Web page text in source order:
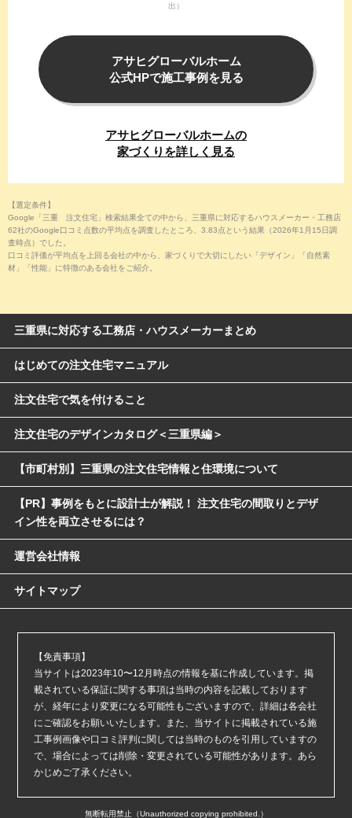
出）
アサヒグローバルホーム
公式HPで施工事例を見る
アサヒグローバルホームの
家づくり を詳しく見る
【選定条件】
Google「三重 注文住宅」検索結果全ての中から、三重県に対応するハウスメーカー・工務店
62社のGoogle口コミ点数の平均点を調査したところ、3.83点という結果（2026年1月15日調
査時点）でした。
口コミ評価が平均点を上回る会社の中から、家づくりで大切にしたい「デザイン」「自然素
材」「性能」に特徴のある会社をご紹介。
三重県に対応する工務店・ハウスメーカーまとめ
はじめての注文住宅マニュアル
注文住宅で気を付けること
注文住宅のデザインカタログ＜三重県編＞
【市町村別】三重県の注文住宅情報と住環境について
【PR】事例をもとに設計士が解説！ 注文住宅の間取りとデザ
イン性を両立させるには？
運営会社情報
サイトマップ
【免責事項】
当サイトは2023年10〜12月時点の情報を基に作成しています。掲
載されている保証に関する事項は当時の内容を記載しております
が、経年により変更になる可能性もございますので、詳細は各会社
にご確認をお願いいたします。また、当サイトに掲載されている施
工事例画像や口コミ評判に関しては当時のものを引用していますの
で、場合によっては削除・変更されている可能性があります。あら
かじめご了承ください。
無断転用禁止（Unauthorized copying prohibited.）